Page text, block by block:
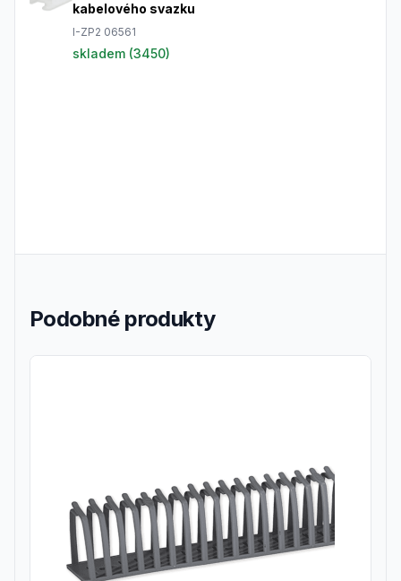
kabelového svazku
I-ZP2 06561
skladem (3450)
Podobné produkty